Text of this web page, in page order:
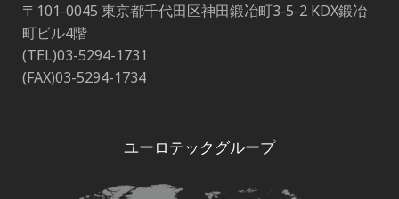
〒101-0045 東京都千代田区神田鍛冶町3-5-2 KDX鍛冶
町ビル4階
(TEL)03-5294-1731
(FAX)03-5294-1734
ユーロテックグループ